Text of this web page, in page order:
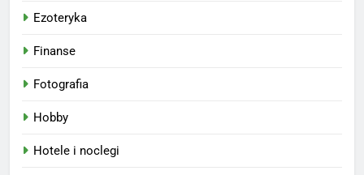
Ezoteryka
Finanse
Fotografia
Hobby
Hotele i noclegi